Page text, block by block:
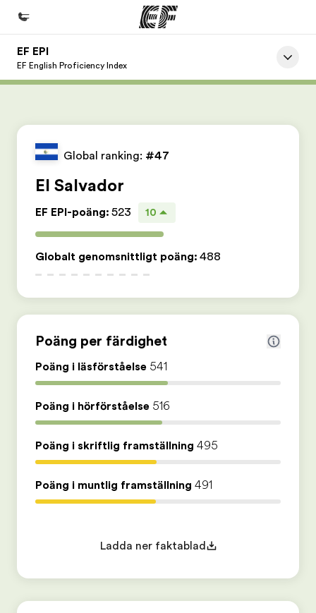
Hem
Hitta ett kontor nära dig
Om oss
Karriär
Bli en del av vårt team
EF EPI
EF English Proficiency Index
Global ranking: #47
El Salvador
EF EPI-poäng: 523 10
Globalt genomsnittligt poäng: 488
Poäng per färdighet
Poäng i läsförståelse 541
Poäng i hörförståelse 516
Poäng i skriftlig framställning 495
Poäng i muntlig framställning 491
Ladda ner faktablad